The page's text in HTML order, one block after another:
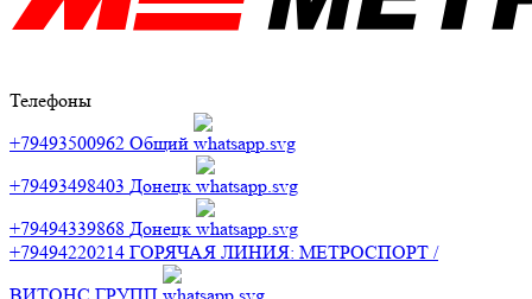
Телефоны
+79493500962 Общий
+79493498403 Донецк
+79494339868 Донецк
+79494220214 ГОРЯЧАЯ ЛИНИЯ: МЕТРОСПОРТ /